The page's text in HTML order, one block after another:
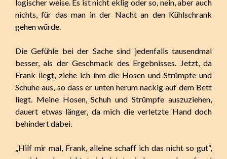
logischer weise. Es ist nicht eklig oder so, nein, aber auch
nichts, für das man in der Nacht an den Kühlschrank
gehen würde.
Die Gefühle bei der Sache sind jedenfalls tausendmal
besser, als der Geschmack des Ergebnisses. Jetzt, da
Frank liegt, ziehe ich ihm die Hosen und Strümpfe und
Schuhe aus, so dass er unten herum nackig auf dem Bett
liegt. Meine Hosen, Schuh und Strümpfe auszuziehen,
dauert etwas länger, da mich die verletzte Hand doch
behindert dabei.
„Hilf mir mal, Frank, alleine schaff ich das nicht so gut“,